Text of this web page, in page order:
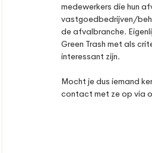
medewerkers die hun
vastgoedbedrijven/
de afvalbranche.
Green Trash met als
interessant zijn.
Mocht je dus iemand
contact met ze op via